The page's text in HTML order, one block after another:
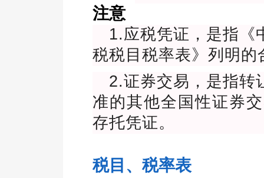
注意
1.应税凭证，是指《
税税目税率表》列明
2.证券交易，是指转
准的其他全国性证券
存托凭证。
税目、税率表